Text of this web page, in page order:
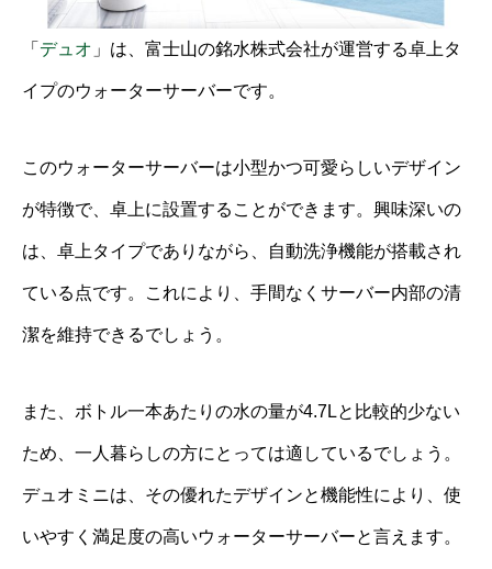
「 デュオ 」は、富士山の銘水株式会社が運営する卓上タ
イプのウォーターサーバーです。
このウォーターサーバーは小型かつ可愛らしいデザイン
が特徴で、卓上に設置することができます。興味深いの
は、卓上タイプでありながら、自動洗浄機能が搭載され
ている点です。これにより、手間なくサーバー内部の清
潔を維持できるでしょう。
また、ボトル一本あたりの水の量が4.7Lと比較的少ない
ため、一人暮らしの方にとっては適しているでしょう。
デュオミニは、その優れたデザインと機能性により、使
いやすく満足度の高いウォーターサーバーと言えます。